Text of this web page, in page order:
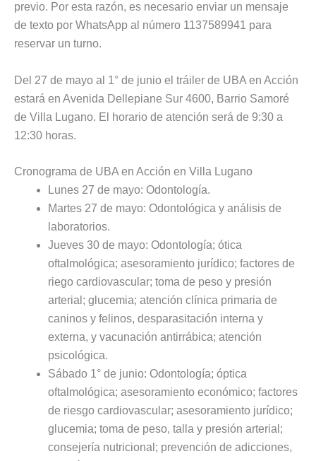
previo. Por esta razón, es necesario enviar un mensaje
de texto por WhatsApp al número 1137589941 para
reservar un turno.
Del 27 de mayo al 1° de junio el tráiler de UBA en Acción
estará en Avenida Dellepiane Sur 4600, Barrio Samoré
de Villa Lugano. El horario de atención será de 9:30 a
12:30 horas.
Cronograma de UBA en Acción en Villa Lugano
Lunes 27 de mayo: Odontología.
Martes 27 de mayo: Odontológica y análisis de
laboratorios.
Jueves 30 de mayo: Odontología; ótica
oftalmológica; asesoramiento jurídico; factores de
riego cardiovascular; toma de peso y presión
arterial; glucemia; atención clínica primaria de
caninos y felinos, desparasitación interna y
externa, y vacunación antirrábica; atención
psicológica.
Sábado 1° de junio: Odontología; óptica
oftalmológica; asesoramiento económico; factores
de riesgo cardiovascular; asesoramiento jurídico;
glucemia; toma de peso, talla y presión arterial;
consejería nutricional; prevención de adicciones,